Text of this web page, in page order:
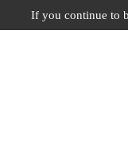
If you continue to